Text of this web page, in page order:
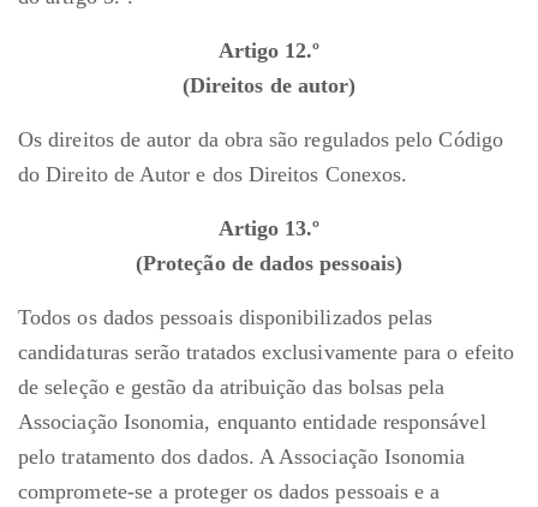
Artigo 12.º
(Direitos de autor)
Os direitos de autor da obra são regulados pelo Código
do Direito de Autor e dos Direitos Conexos.
Artigo 13.º
(Proteção de dados pessoais)
Todos os dados pessoais disponibilizados pelas
candidaturas serão tratados exclusivamente para o efeito
de seleção e gestão da atribuição das bolsas pela
Associação Isonomia, enquanto entidade responsável
pelo tratamento dos dados. A Associação Isonomia
compromete-se a proteger os dados pessoais e a